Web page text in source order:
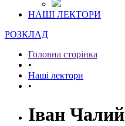
НАШІ ЛЕКТОРИ
РОЗКЛАД
Головна сторінка
•
Наші лектори
•
Іван Чалий